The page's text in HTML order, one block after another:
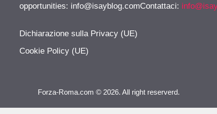
opportunities: info@isayblog.comContattaci:
Dichiarazione sulla Privacy (UE)
Cookie Policy (UE)
Forza-Roma.com © 2026. All right reserverd.